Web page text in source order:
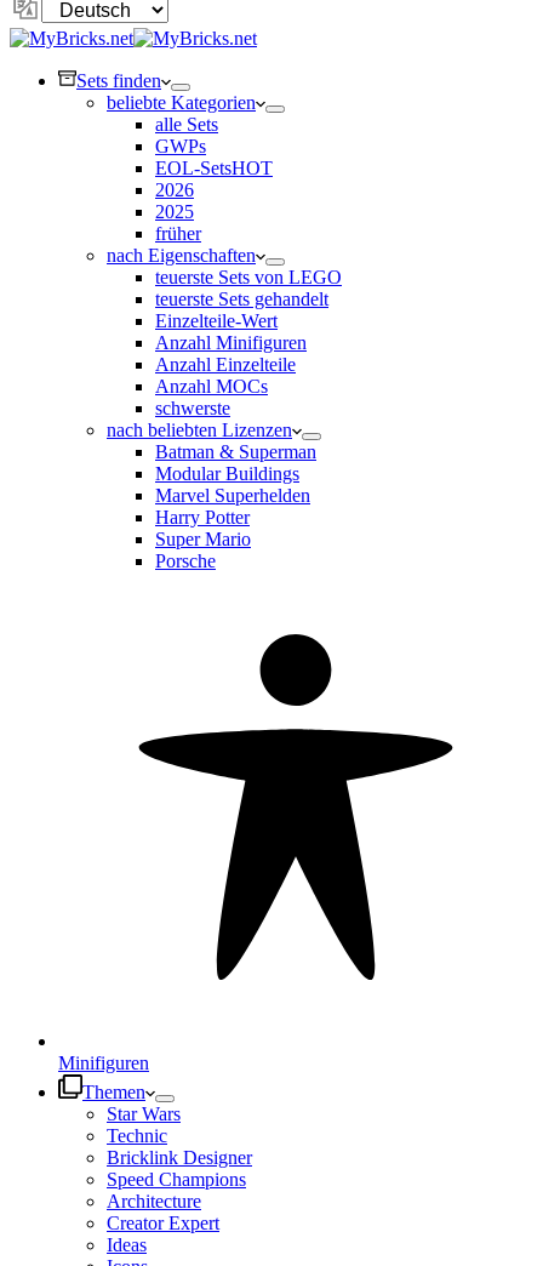
ändern
Sets finden
beliebte Kategorien
alle Sets
GWPs
EOL-SetsHOT
2026
2025
früher
nach Eigenschaften
teuerste Sets von LEGO
teuerste Sets gehandelt
Einzelteile-Wert
Anzahl Minifiguren
Anzahl Einzelteile
Anzahl MOCs
schwerste
nach beliebten Lizenzen
Batman & Superman
Modular Buildings
Marvel Superhelden
Harry Potter
Super Mario
Porsche
Minifiguren
Themen
Star Wars
Technic
Bricklink Designer
Speed Champions
Architecture
Creator Expert
Ideas